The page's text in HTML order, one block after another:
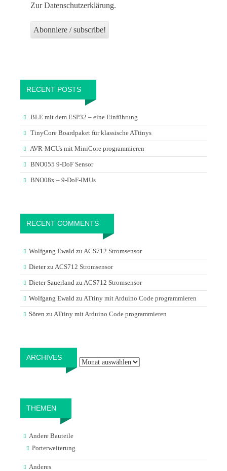
Zur Datenschutzerklärung.
RECENT POSTS
BLE mit dem ESP32 – eine Einführung
TinyCore Boardpaket für klassische ATtinys
AVR-MCUs mit MiniCore programmieren
BNO055 9-DoF Sensor
BNO08x – 9-DoF-IMUs
RECENT COMMENTS
Wolfgang Ewald zu ACS712 Stromsensor
Dieterzu ACS712 Stromsensor
Dieter Sauerland zu ACS712 Stromsensor
Wolfgang Ewald zu ATtiny mit Arduino Code programmieren
Sören zu ATtiny mit Arduino Code programmieren
ARCHIVES
THEMEN
Andere Bauteile
Porterweiterung
Anderes